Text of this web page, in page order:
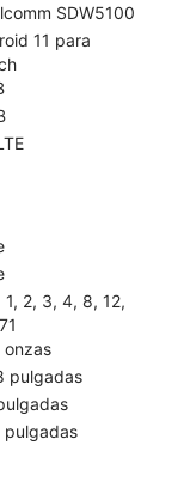
SDW5100
11 para
1, 2, 3, 4, 8, 12,
onzas
pulgadas
pulgadas